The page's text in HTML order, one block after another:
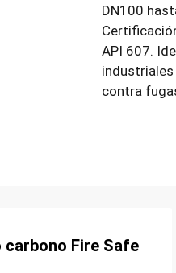
DN100
API 607.
contra
carbono Fire Safe